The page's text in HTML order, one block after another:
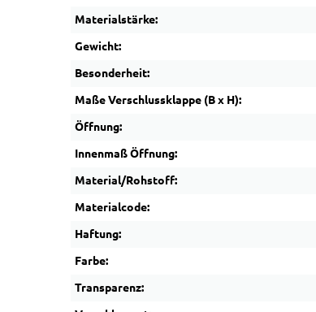
Materialstärke:
Gewicht:
Besonderheit:
Maße Verschlussklappe (B x H):
Öffnung:
Innenmaß Öffnung:
Material/Rohstoff:
Materialcode:
Haftung:
Farbe:
Transparenz: